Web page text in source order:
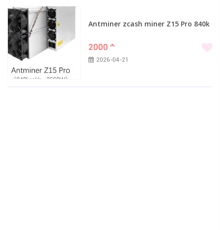
Antminer zcash miner Z15 Pro 840k
2000 m
2026-04-21